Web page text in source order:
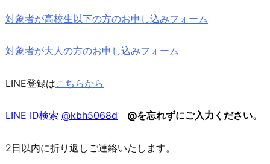
対象者が高校生以下の方のお申し込みフォーム
対象者が大人の方のお申し込みフォーム
LINE登録はこちらから
LINE ID検索 @kbh5068d @を忘れずにご入力ください。
2日以内に折り返しご連絡いたします。